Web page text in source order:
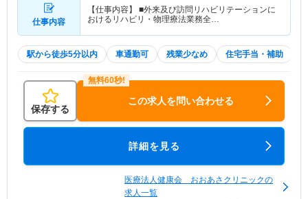
仕事内容
【仕事内容】 ■外来及び訪問リハビリテーションに
おけるリハビリ・物理療法業務全…
駅から徒歩5分以内 車通勤可 残業少なめ 住宅手当・補助
保存する
この求人を問い合わせる
詳細を見る
医療法人健康会 おおあさクリニックの
求人一覧